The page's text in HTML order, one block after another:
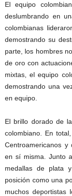
El equipo
deslumbrando en
colombianas
demostrando su
parte, los hombres
de oro con
mixtas, el equipo
demostrando una
en equipo.
El brillo dorado de
colombiano. En
Centroamericanos
en sí misma. Junto
medallas de plata
posición como una
muchos deportistas